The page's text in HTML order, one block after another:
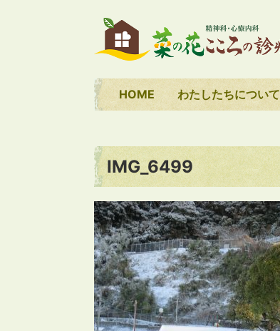
HOME わたしたちについて
IMG_6499